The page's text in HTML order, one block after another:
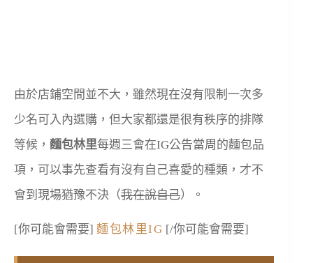
由於店鋪空間並不大，雖然現在沒有限制一次多
少名可入內選購，但大家都還是很有秩序的排隊
等候， 麵包林里每週三會在IG公告當周的麵包品
項，可以事先查看有沒有自己喜愛的種類，才不
會到現場猶豫不決（我在說自己）。
[你可能會需要] 麵包林里IG [/你可能會需要]